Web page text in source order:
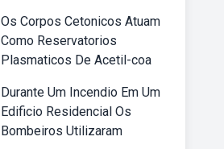
Os Corpos Cetonicos Atuam
Como Reservatorios
Plasmaticos De Acetil-coa
Durante Um Incendio Em Um
Edificio Residencial Os
Bombeiros Utilizaram